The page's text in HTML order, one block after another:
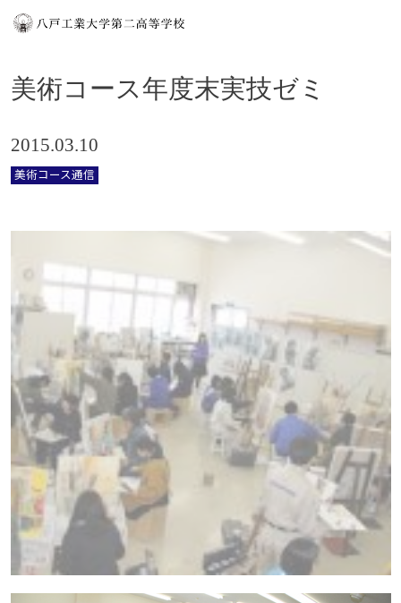
美術コース年度末実技ゼミ
2015.03.10
美術コース通信